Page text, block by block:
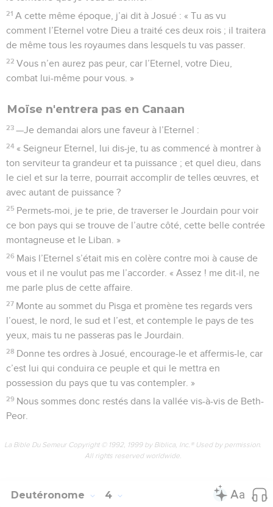
21 A cette même époque, j’ai dit à Josué : « Tu as vu
comment l’Eternel votre Dieu a traité ces deux rois ; il traitera
de même tous les royaumes dans lesquels tu vas passer.
22 Vous n’en aurez pas peur, car l’Eternel, votre Dieu,
combat lui-même pour vous. »
Moïse n'entrera pas en Canaan
23 —Je demandai alors une faveur à l’Eternel :
24 « Seigneur Eternel, lui dis-je, tu as commencé à montrer à
ton serviteur ta grandeur et ta puissance ; et quel dieu, dans
le ciel et sur la terre, pourrait accomplir de telles œuvres, et
avec autant de puissance ?
25 Permets-moi, je te prie, de traverser le Jourdain pour voir
ce bon pays qui se trouve de l’autre côté, cette belle contrée
montagneuse et le Liban. »
26 Mais l’Eternel s’était mis en colère contre moi à cause de
vous et il ne voulut pas me l’accorder. « Assez ! me dit-il, ne
me parle plus de cette affaire.
27 Monte au sommet du Pisga et promène tes regards vers
l’ouest, le nord, le sud et l’est, et contemple le pays de tes
yeux, mais tu ne passeras pas le Jourdain.
28 Donne tes ordres à Josué, encourage-le et affermis-le, car
c’est lui qui conduira ce peuple et qui le mettra en
possession du pays que tu vas contempler. »
29 Nous sommes donc restés dans la vallée vis-à-vis de Beth-
Peor.
La Bible Du Semeur Copyright © 1992, 1999 by Biblica, Inc.® Used by permission.
All rights reserved worldwide.
Deutéronome 4